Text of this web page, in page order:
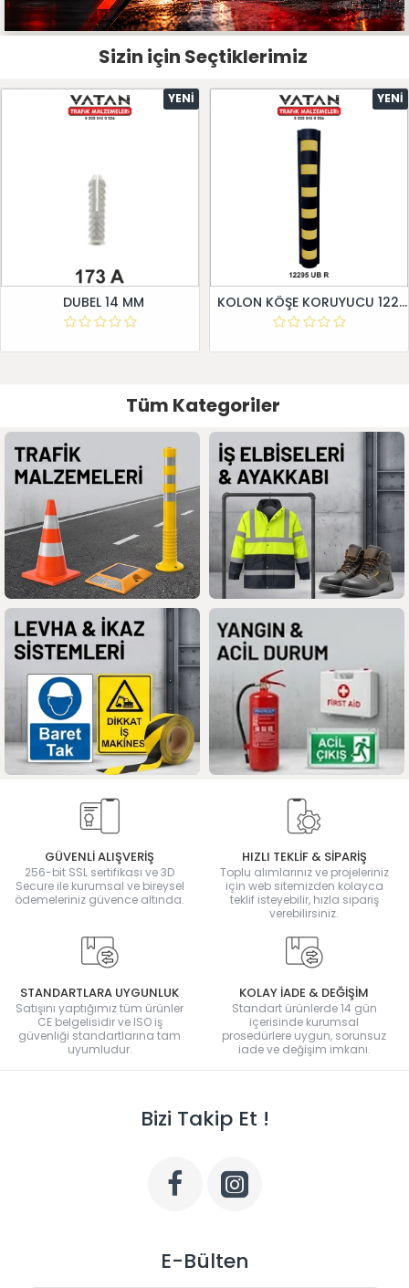
Sizin için Seçtiklerimiz
YENI
DUBEL 14 MM
YENI
KOLON KÖŞE KORUYUCU 12295 UB R
Tüm Kategoriler
GÜVENLİ ALIŞVERİŞ
256-bit SSL sertifikası ve 3D
Secure ile kurumsal ve bireysel
ödemeleriniz güvence altında.
HIZLI TEKLİF & SİPARİŞ
Toplu alımlarınız ve projeleriniz
için web sitemizden kolayca
teklif isteyebilir, hızla sipariş
verebilirsiniz.
STANDARTLARA UYGUNLUK
Satışını yaptığımız tüm ürünler
CE belgelisidir ve ISO iş
güvenliği standartlarına tam
uyumludur.
KOLAY İADE & DEĞİŞİM
Standart ürünlerde 14 gün
içerisinde kurumsal
prosedürlere uygun, sorunsuz
iade ve değişim imkanı.
Bizi Takip Et !
E-Bülten